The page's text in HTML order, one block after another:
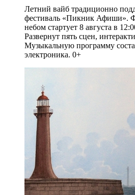
Летний вайб традиционно
фестиваль «Пикник Афиши».
небом стартует 8 августа в
Развернут пять сцен,
Музыкальную программу
электроника. 0+